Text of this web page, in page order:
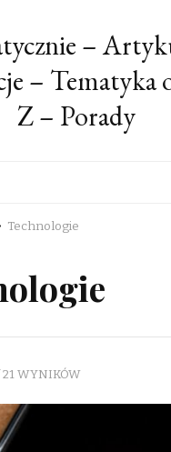
–
– Tematyka
Z – Porady
Technologie
WYNIKÓW